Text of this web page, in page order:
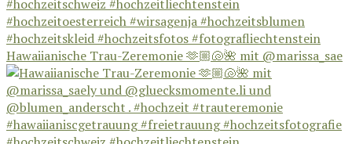
Hawaiianische Trau-Zeremonie 🫶🏼🐚🌺 mit @marissa_sae